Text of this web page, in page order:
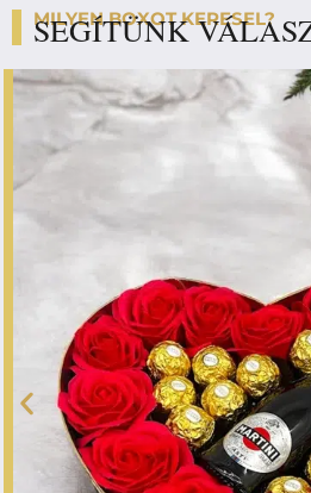
MILYEN BOXOT KERESEL?
SEGÍTÜNK